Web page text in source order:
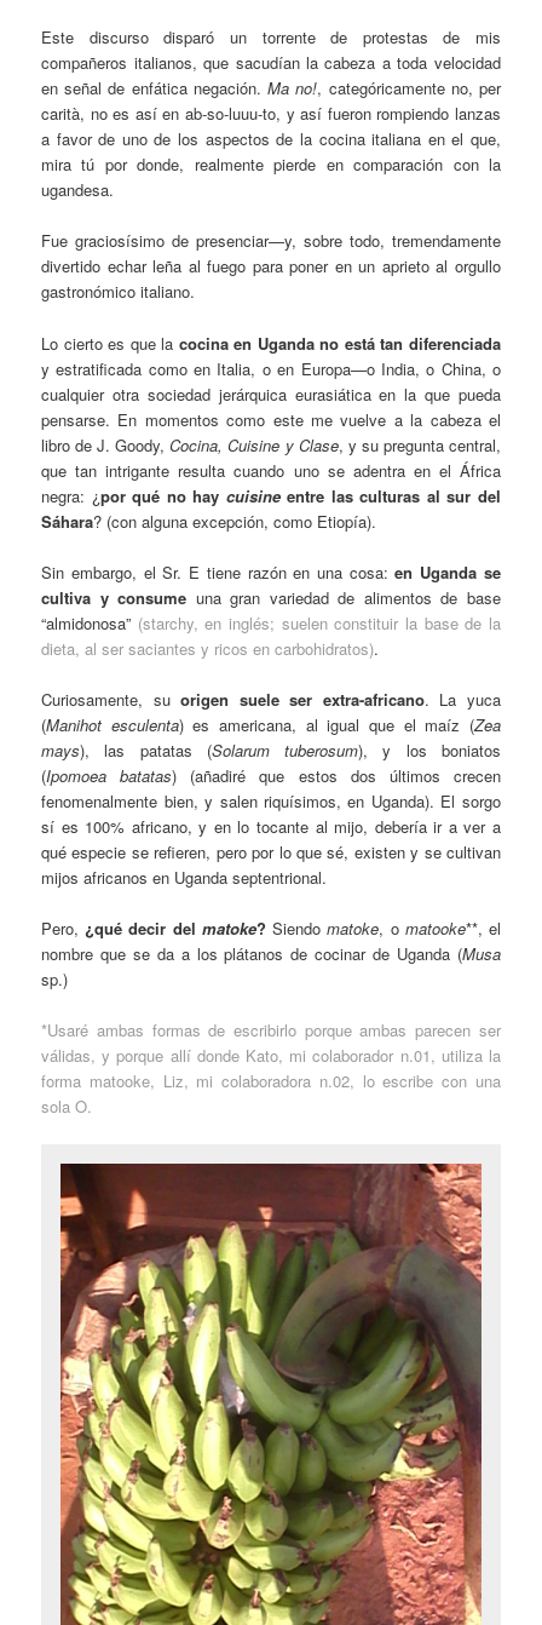
Este discurso disparó un torrente de protestas de mis
compañeros italianos, que sacudían la cabeza a toda velocidad
en señal de enfática negación.Ma no!, categóricamente no, per
carità, no es así en ab-so-luuu-to, y así fueron rompiendo lanzas
a favor de uno de los aspectos de la cocina italiana en el que,
mira tú por donde, realmente pierde en comparación con la
ugandesa.
Fue graciosísimo de presenciar—y, sobre todo, tremendamente
divertido echar leña al fuego para poner en un aprieto al orgullo
gastronómico italiano.
Lo cierto es que la cocina en Uganda no está tan diferenciada
y estratificada como en Italia, o en Europa—o India, o China, o
cualquier otra sociedad jerárquica eurasiática en la que pueda
pensarse. En momentos como este me vuelve a la cabeza el
libro de J. Goody,Cocina, Cuisine y Clase, y su pregunta central,
que tan intrigante resulta cuando uno se adentra en el África
negra: ¿por qué no hay cuisineentre las culturas al sur del
Sáhara? (con alguna excepción, como Etiopía).
Sin embargo, el Sr. E tiene razón en una cosa:en Uganda se
cultiva y consume una gran variedad de alimentos de base
“almidonosa” (starchy, en inglés; suelen constituir la base de la
dieta, al ser saciantes y ricos en carbohidratos).
Curiosamente, suorigen suele ser extra-africano. La yuca
(Manihot esculenta) es americana, al igual que el maíz (Zea
mays), las patatas (Solarum tuberosum), y los boniatos
(Ipomoea batatas) (añadiré que estos dos últimos crecen
fenomenalmente bien, y salen riquísimos, en Uganda). El sorgo
sí es 100% africano, y en lo tocante al mijo, debería ir a ver a
qué especie se refieren, pero por lo que sé, existen y se cultivan
mijos africanos en Uganda septentrional.
Pero,¿qué decir del matoke? Siendomatoke, o matooke**, el
nombre que se da a los plátanos de cocinar de Uganda (Musa
sp.)
*Usaré ambas formas de escribirlo porque ambas parecen ser
válidas, y porque allí donde Kato, mi colaborador n.01, utiliza la
forma matooke, Liz, mi colaboradora n.02, lo escribe con una
sola O.